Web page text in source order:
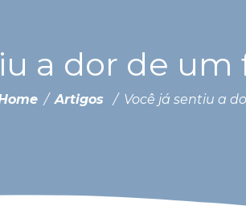
a dor de
/ Artigos / Você já sentiu a